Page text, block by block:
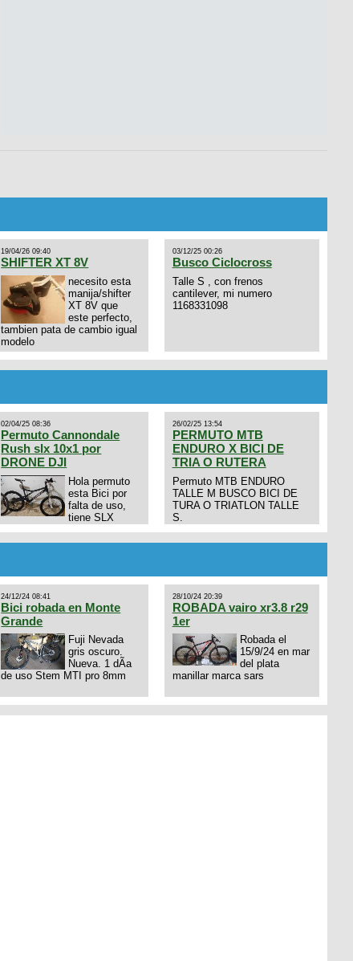
19/04/26 09:40
SHIFTER XT 8V
necesito esta
manija/shifter
XT 8V que
este perfecto,
tambien pata de cambio igual
modelo
03/12/25 00:26
Busco Ciclocross
Talle S , con frenos
cantilever, mi numero
1168331098
02/04/25 08:36
Permuto Cannondale
Rush slx 10x1 por
DRONE DJI
Hola permuto
esta Bici por
falta de uso,
tiene SLX
Horquilla Axon tope de gama
por drone de la marca Dji, les
interesa 3434568861 saludos
26/02/25 13:54
PERMUTO MTB
ENDURO X BICI DE
TRIA O RUTERA
Permuto MTB ENDURO
TALLE M BUSCO BICI DE
TURA O TRIATLON TALLE
S.
24/12/24 08:41
Bici robada en Monte
Grande
Fuji Nevada
gris oscuro.
Nueva. 1 dÃ­a
de uso Stem MTI pro 8mm
28/10/24 20:39
ROBADA vairo xr3.8 r29
1er
Robada el
15/9/24 en mar
del plata
manillar marca sars